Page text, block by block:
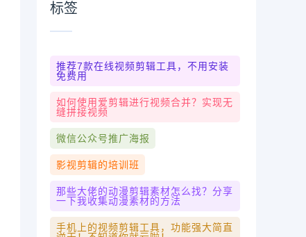
标签
推荐7款在线视频剪辑工具，不用安装
免费用
如何使用爱剪辑进行视频合并？实现无
缝拼接视频
微信公众号推广海报
影视剪辑的培训班
那些大佬的动漫剪辑素材怎么找？分享
一下我收集动漫素材的方法
手机上的视频剪辑工具，功能强大简直